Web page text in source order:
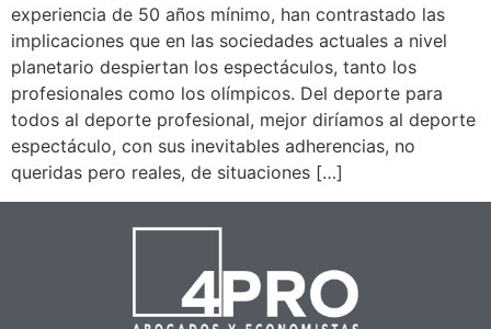
experiencia de 50 años mínimo, han contrastado las
implicaciones que en las sociedades actuales a nivel
planetario despiertan los espectáculos, tanto los
profesionales como los olímpicos. Del deporte para
todos al deporte profesional, mejor diríamos al deporte
espectáculo, con sus inevitables adherencias, no
queridas pero reales, de situaciones […]